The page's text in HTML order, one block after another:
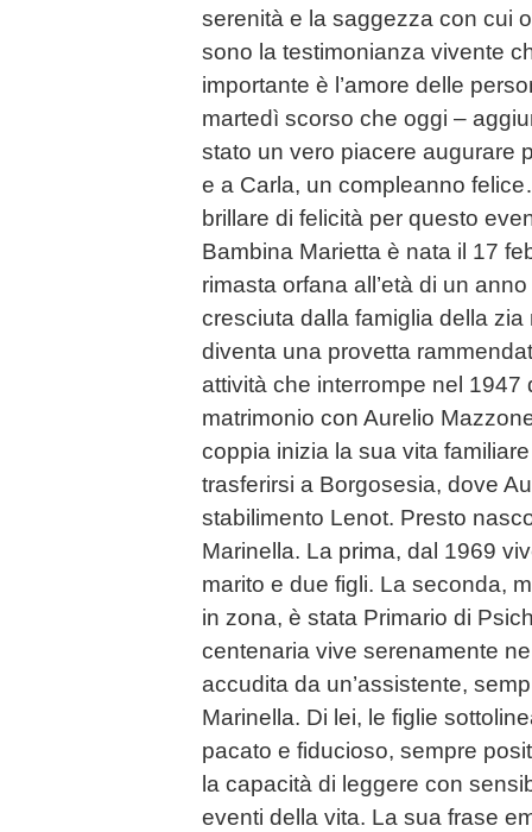
serenità e la saggezza con cui
sono la testimonianza vivente
importante è l’amore delle
martedì scorso che oggi –
stato un vero piacere augurare
e a Carla, un compleanno
brillare di felicità per questo
Bambina Marietta è nata il 17
rimasta orfana all’età di un
cresciuta dalla famiglia della
diventa una provetta
attività che interrompe nel 1947
matrimonio con Aurelio
coppia inizia la sua vita
trasferirsi a Borgosesia, dove
stabilimento Lenot. Presto
Marinella. La prima, dal 1969
marito e due figli. La seconda,
in zona, è stata Primario di
centenaria vive serenamente
accudita da un’assistente,
Marinella. Di lei, le figlie
pacato e fiducioso, sempre
la capacità di leggere con
eventi della vita. La sua frase